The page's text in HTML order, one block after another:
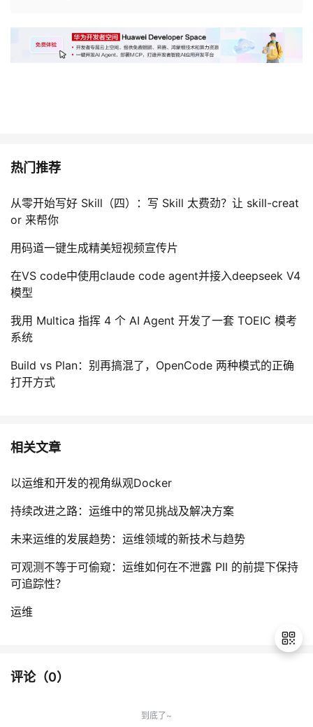
热门推荐
从零开始写好 Skill（四）：写 Skill 太费劲？让 skill-creat
or 来帮你
用码道一键生成精美短视频宣传片
在VS code中使用claude code agent并接入deepseek V4
模型
我用 Multica 指挥 4 个 AI Agent 开发了一套 TOEIC 模考
系统
Build vs Plan：别再搞混了，OpenCode 两种模式的正确
打开方式
相关文章
以运维和开发的视角纵观Docker
持续改进之路：运维中的常见挑战及解决方案
未来运维的发展趋势：运维领域的新技术与趋势
可观测不等于可偷窥：运维如何在不泄露 PII 的前提下保持
可追踪性？
运维
评论（0）
到底了~